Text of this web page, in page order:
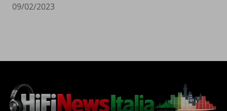
09/02/2023